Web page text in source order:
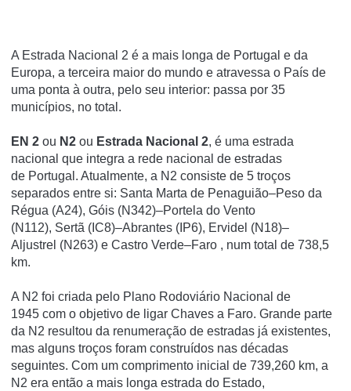
A Estrada Nacional 2 é a mais longa de Portugal e da
Europa, a terceira maior do mundo e atravessa o País de
uma ponta à outra, pelo seu interior: passa por 35
municípios, no total.
EN 2 ou N2 ou Estrada Nacional 2, é uma estrada
nacional que integra a rede nacional de estradas
de Portugal. Atualmente, a N2 consiste de 5 troços
separados entre si: Santa Marta de Penaguião–Peso da
Régua (A24), Góis (N342)–Portela do Vento
(N112), Sertã (IC8)–Abrantes (IP6), Ervidel (N18)–
Aljustrel (N263) e Castro Verde–Faro , num total de 738,5
km.
A N2 foi criada pelo Plano Rodoviário Nacional de
1945 com o objetivo de ligar Chaves a Faro. Grande parte
da N2 resultou da renumeração de estradas já existentes,
mas alguns troços foram construídos nas décadas
seguintes. Com um comprimento inicial de 739,260 km, a
N2 era então a mais longa estrada do Estado,